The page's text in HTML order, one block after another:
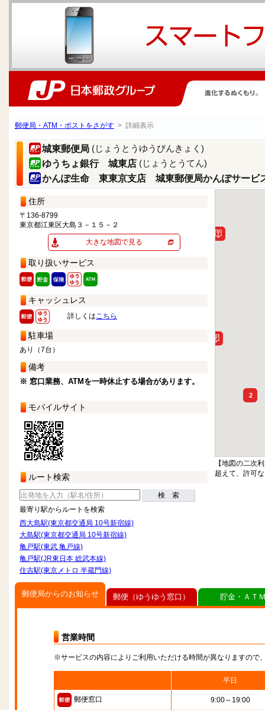
郵便局・ATM・ポストをさがす > 詳細表示
城東郵便局 (じょうとうゆうびんきょく)
ゆうちょ銀行 城東店 (じょうとうてん)
かんぽ生命 東東京支店 城東郵便局かんぽサービ
住所
〒136-8799
東京都江東区大島３－１５－２
大きな地図で見る
取り扱いサービス
キャッシュレス
詳しくはこちら
駐車場
あり（7台）
備考
※ 窓口業務、ATMを一時休止する場合があります。
モバイルサイト
ルート検索
検 索
最寄り駅からルートを検索
西大島駅(東京都交通局 10号新宿線)
大島駅(東京都交通局 10号新宿線)
亀戸駅(東武 亀戸線)
亀戸駅(JR東日本 総武本線)
住吉駅(東京メトロ 半蔵門線)
2
【地図の二次
超えて、許可
郵便局からのお知らせ
営業時間
※サービスの内容によりご利用いただける時間が異なりますので
平日
郵便窓口 9:00～19:00
郵便（ゆうゆう窓口） 貯金・ＡＴ